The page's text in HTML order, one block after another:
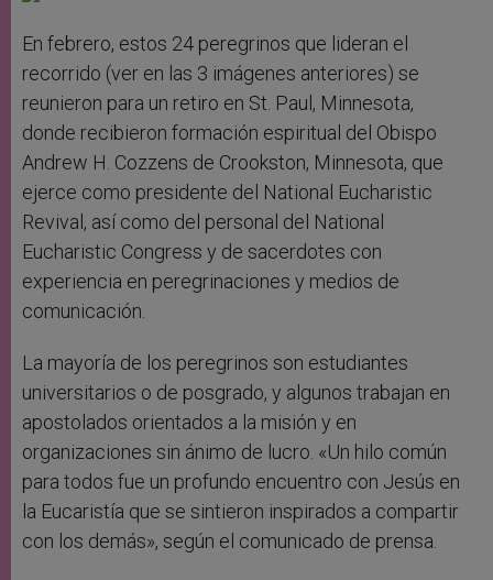
En febrero, estos 24 peregrinos que lideran el
recorrido (ver en las 3 imágenes anteriores) se
reunieron para un retiro en St. Paul, Minnesota,
donde recibieron formación espiritual del Obispo
Andrew H. Cozzens de Crookston, Minnesota, que
ejerce como presidente del National Eucharistic
Revival, así como del personal del National
Eucharistic Congress y de sacerdotes con
experiencia en peregrinaciones y medios de
comunicación.
La mayoría de los peregrinos son estudiantes
universitarios o de posgrado, y algunos trabajan en
apostolados orientados a la misión y en
organizaciones sin ánimo de lucro. «Un hilo común
para todos fue un profundo encuentro con Jesús en
la Eucaristía que se sintieron inspirados a compartir
con los demás», según el comunicado de prensa.